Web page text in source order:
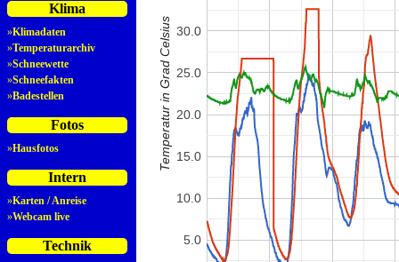
Klima
»Klimadaten
»Temperaturarchiv
»Schneewette
»Schneefakten
»Badestellen
Fotos
»Hausfotos
Intern
»Karten / Anreise
»Webcam live
Technik 5.0
10.0
15.0
20.0
25.0
30.0
Temperatur in Grad Celsius